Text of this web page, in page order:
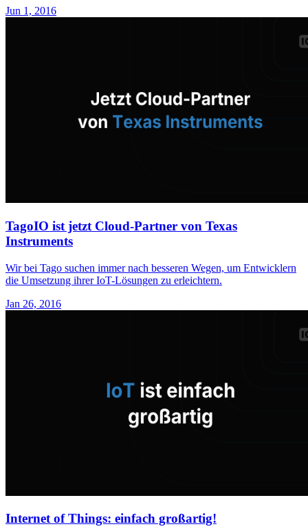
Jun 1, 2016
TagoIO ist jetzt Cloud-Partner von Texas
Instruments
Wir bei Tago suchen immer nach besseren Wegen, um Entwicklern
die Umsetzung ihrer IoT-Lösungen zu erleichtern.
Jan 26, 2016
Internet of Things: einfach großartig!